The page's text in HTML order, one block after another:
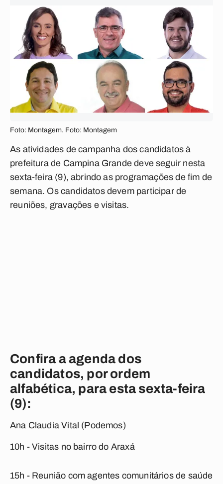
Foto: Montagem. Foto: Montagem
As atividades de campanha dos candidatos à
prefeitura de Campina Grande deve seguir nesta
sexta-feira (9), abrindo as programações de fim de
semana. Os candidatos devem participar de
reuniões, gravações e visitas.
Confira a agenda dos
candidatos, por ordem
alfabética, para esta sexta-feira
(9):
Ana Claudia Vital (Podemos)
10h - Visitas no bairro do Araxá
15h - Reunião com agentes comunitários de saúde